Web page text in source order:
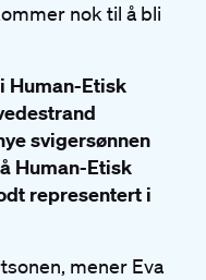
nok til å bli
Human-Etisk
svigersønnen
Human-Etisk
representert i
mener Eva